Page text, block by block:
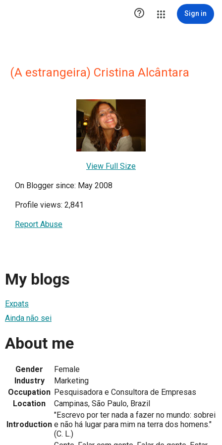
 Sign in
(A estrangeira) Cristina Alcântara
View Full Size
On Blogger since: May 2008
Profile views: 2,841
Report Abuse
My blogs
Expats
Ainda não sei
About me
Gender
Female
Industry
Marketing
Occupation Pesquisadora e Consultora de Empresas
Location
Campinas, São Paulo, Brazil
Introduction
"Escrevo por ter nada a fazer no mundo: sobrei
e não há lugar para mim na terra dos homens."
(C. L.)